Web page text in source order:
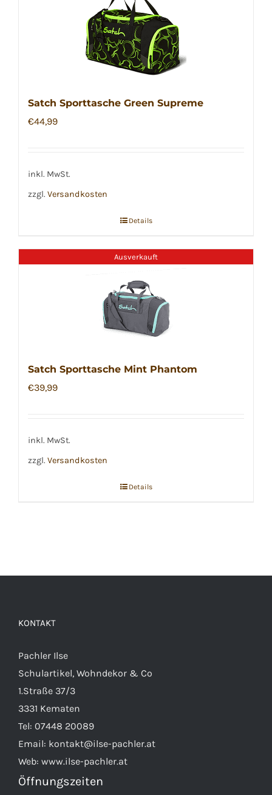
Satch Sporttasche Green Supreme
€44,99
inkl. MwSt.
zzgl. Versandkosten
Details
Ausverkauft
Satch Sporttasche Mint Phantom
€39,99
inkl. MwSt.
zzgl. Versandkosten
Details
KONTAKT
Pachler Ilse
Schulartikel, Wohndekor & Co
1.Straße 37/3
3331 Kematen
Tel: 07448 20089
Email: kontakt@ilse-pachler.at
Web: www.ilse-pachler.at
Öffnungszeiten